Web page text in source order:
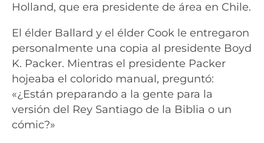
Holland, que era presidente de área en Chile.
El élder Ballard y el élder Cook le entregaron
personalmente una copia al presidente Boyd
K. Packer. Mientras el presidente Packer
hojeaba el colorido manual, preguntó:
«¿Están preparando a la gente para la
versión del Rey Santiago de la Biblia o un
cómic?»